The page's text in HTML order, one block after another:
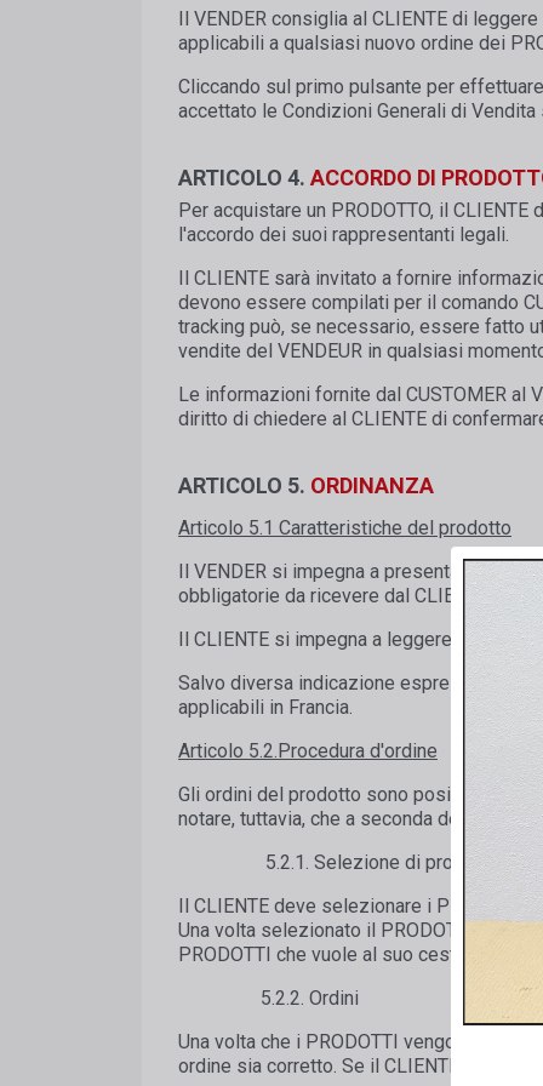
Il VENDER consiglia al CLIENTE di
applicabili a qualsiasi nuovo ordine dei
Cliccando sul primo pulsante per
accettato le Condizioni Generali di
ARTICOLO 4. ACCORDO DI
Per acquistare un PRODOTTO, il
l'accordo dei suoi rappresentanti legali.
Il CLIENTE sarà invitato a fornire
devono essere compilati per il comando
tracking può, se necessario, essere fatto
vendite del VENDEUR in qualsiasi
Le informazioni fornite dal CUSTOMER al
diritto di chiedere al CLIENTE di
ARTICOLO 5. ORDINANZA
Articolo 5.1 Caratteristiche del prodotto
Il VENDER si impegna a presentare le
obbligatorie da ricevere dal CLIENTE in
Il CLIENTE si impegna a leggere
Salvo diversa indicazione espressa sul
applicabili in Francia.
Articolo 5.2.Procedura d'ordine
Gli ordini del prodotto sono posizionati
notare, tuttavia, che a seconda della
5.2.1. Selezione di prodotti e
Il CLIENTE deve selezionare i
Una volta selezionato il PRODOTTO, il
PRODOTTI che vuole al suo cesto.
5.2.2. Ordini
Una volta che i PRODOTTI vengono
ordine sia corretto. Se il CLIENTE non lo